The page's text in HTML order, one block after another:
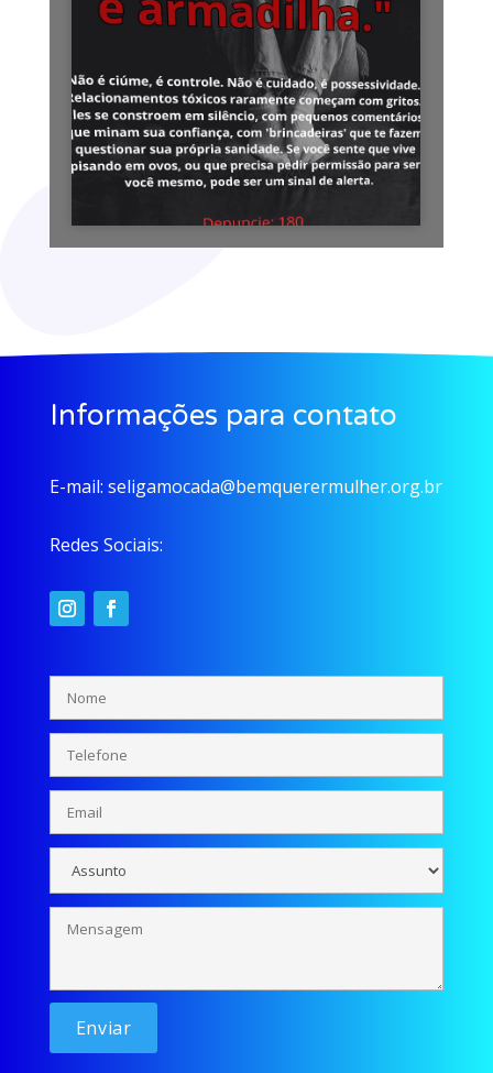
Informações para contato
E-mail: seligamocada@bemquerermulher.org.br
Redes Sociais: